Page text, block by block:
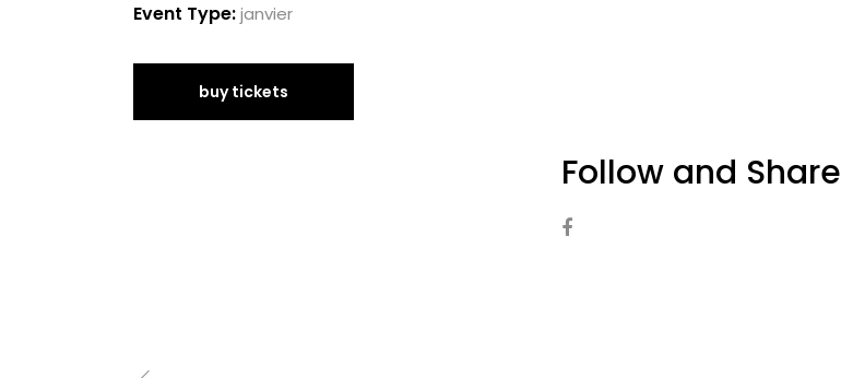
Event Type:janvier
buy tickets
Follow and Share